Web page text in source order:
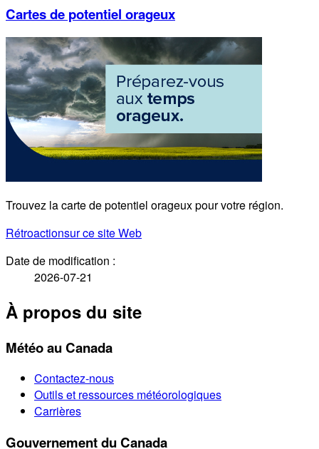
Cartes de potentiel orageux
Trouvez la carte de potentiel orageux pour votre région.
Rétroactionsur ce site Web
Date de modification :
2026-07-21
À propos du site
Météo au Canada
Contactez-nous
Outils et ressources météorologiques
Carrières
Gouvernement du Canada